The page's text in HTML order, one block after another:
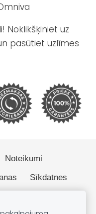
Noklikšķiniet uz
pasūtiet uzlīmes
Noteikumi
Sīkdatnes